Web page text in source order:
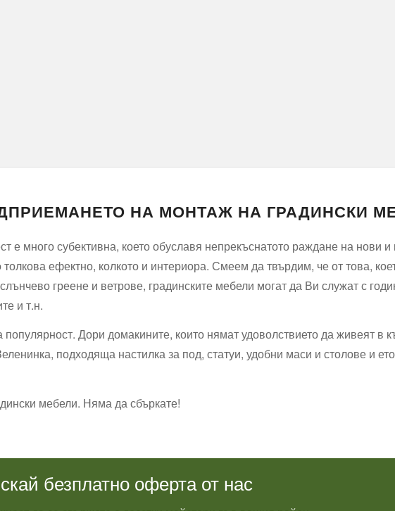
НА МОНТАЖ НА ГРАДИНСКИ
е много субективна, което обуславя непрекъснатото раждане на нови
ефектно, колкото и интериора. Смеем да твърдим, че от това,
греене и ветрове, градинските мебели могат да Ви служат с
и т.н.
Дори домакините, които нямат удоволствието да живеят в
подходяща настилка за под, статуи, удобни маси и столове и
мебели. Няма да сбъркате!
безплатно оферта от нас